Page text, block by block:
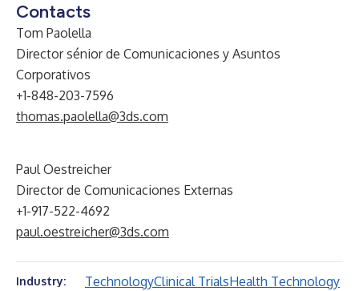
Contacts
Tom Paolella
Director sénior de Comunicaciones y Asuntos
Corporativos
+1-848-203-7596
thomas.paolella@3ds.com
Paul Oestreicher
Director de Comunicaciones Externas
+1-917-522-4692
paul.oestreicher@3ds.com
Industry: TechnologyClinical TrialsHealth Technology